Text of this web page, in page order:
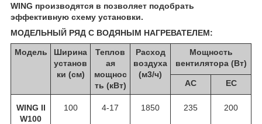
WING производятся в позволяет подобрать
эффективную схему установки.
МОДЕЛЬНЫЙ РЯД C ВОДЯНЫМ НАГРЕВАТЕЛЕМ:
Модель
Ширина
установ
ки (см)
Теплов
ая
мощнос
ть (кВт)
Расход
воздуха
(м3/ч)
Мощность
вентилятора (Вт)
АС ЕС
WING II
W100
100 4-17 1850 235 200